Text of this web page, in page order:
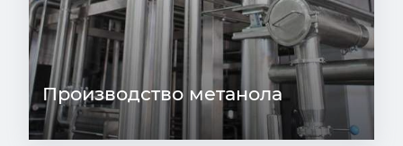
Производство метанола